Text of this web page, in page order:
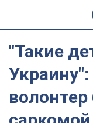
"Такие
волонтер